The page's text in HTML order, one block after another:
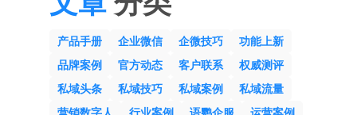
产品手册 企业微信 企微技巧
功能上新
品牌案例
官方动态 客户联系
权威测评
私域头条
私域技巧 私域案例
私域流量